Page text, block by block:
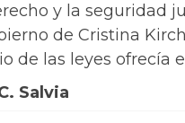
y la seguridad
de Cristina
de las leyes ofrecía
Salvia